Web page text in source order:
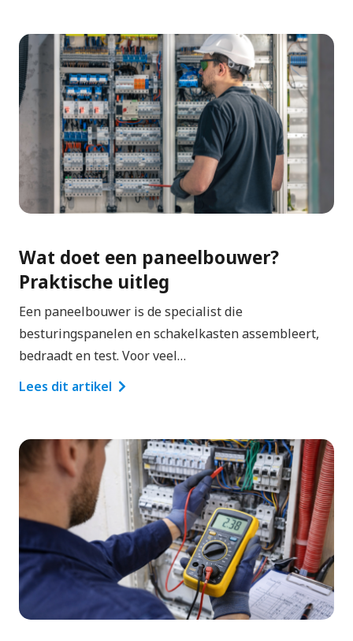
Wat doet een paneelbouwer?
Praktische uitleg
Een paneelbouwer is de specialist die
besturingspanelen en schakelkasten assembleert,
bedraadt en test. Voor veel…
Lees dit artikel